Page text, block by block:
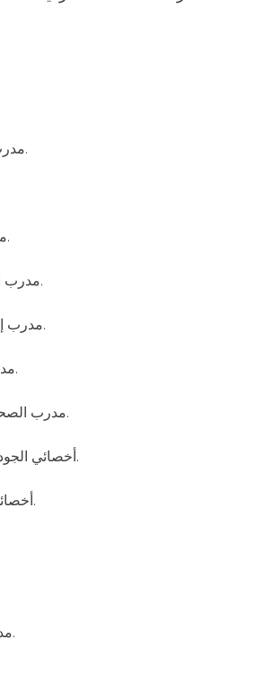
1. مدرب تطوير البرمجيات.
3. مدرب إدارة المرافق.
4. مدرب التصميم الجرافيكي.
5. مدرب إدارة علاقات النزلاء.
6. مدرب إدارة الفعاليات.
7. مدرب الصحة والسلامة المهنية.
8. أخصائي الجودة والتميز الأكاديمي.
9. أخصائي تسويق واتصالات.
12. مدرب إدارة السياحة.